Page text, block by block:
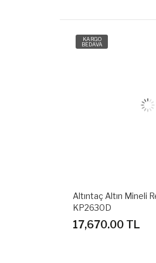
KARGO
BEDAVA
Altıntaç Altın Mineli
KP2630D
17,670.00 TL